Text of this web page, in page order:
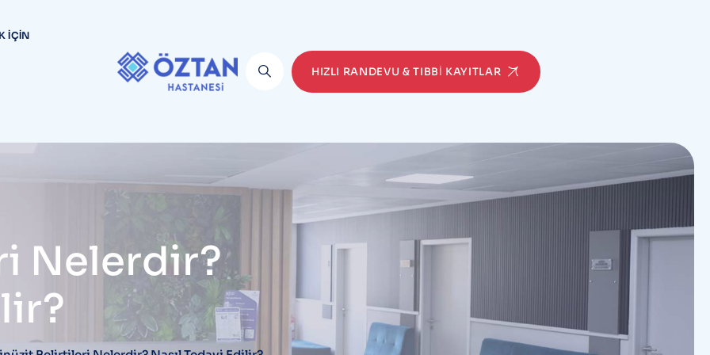
İÇIN
HIZLI RANDEVU & TIBBI KAYITLAR
Nelerdir?